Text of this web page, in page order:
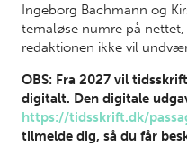
Ingeborg Bachmann og
temaløse numre på
redaktionen ikke vil
OBS: Fra 2027 vil
digitalt. Den digitale
https://tidsskrift.dk/
tilmelde dig, så du får